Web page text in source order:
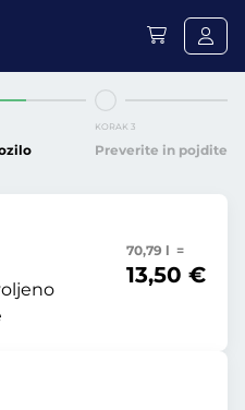
KORAK 3
Preverite in pojdite
70,79 l =
13,50 €